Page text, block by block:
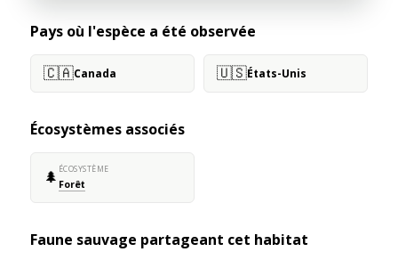
Pays où l'espèce a été observée
🇨🇦Canada 🇺🇸États-Unis
Écosystèmes associés
🌲 ÉCOSYSTÈME
Forêt
Faune sauvage partageant cet habitat